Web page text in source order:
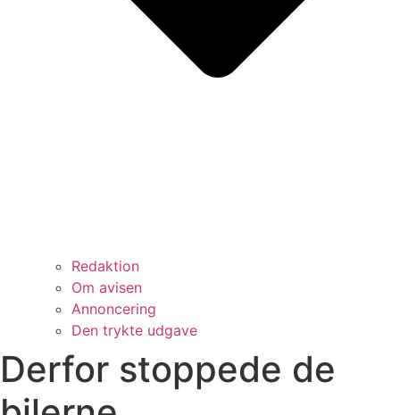
Redaktion
Om avisen
Annoncering
Den trykte udgave
Derfor stoppede de